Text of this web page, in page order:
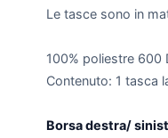
Le tasce sono in
100% poliestre 600
Contenuto: 1 tasca
Borsa destra/